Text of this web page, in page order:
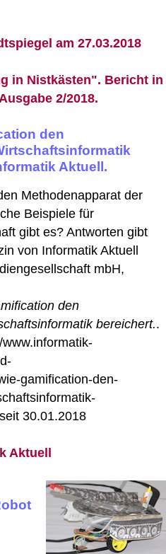
am 27.03.2018
in Nistkästen". Bericht in
2/2018.
den
Aktuell.
Methodenapparat der
Beispiele für
gibt es? Antworten gibt
von Informatik Aktuell
mbH,
den
bereichert..
gamification-den-
30.01.2018
Aktuell